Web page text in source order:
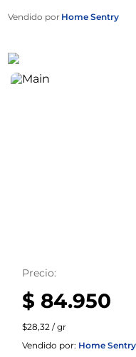
Vendido por Home Sentry
Precio:
$ 84.950
$28,32 / gr
Vendido por: Home Sentry